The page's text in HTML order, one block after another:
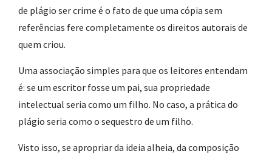
de plágio ser crime é o fato de que uma cópia sem
referências fere completamente os direitos autorais de
quem criou.
Uma associação simples para que os leitores entendam
é: se um escritor fosse um pai, sua propriedade
intelectual seria como um filho. No caso, a prática do
plágio seria como o sequestro de um filho.
Visto isso, se apropriar da ideia alheia, da composição